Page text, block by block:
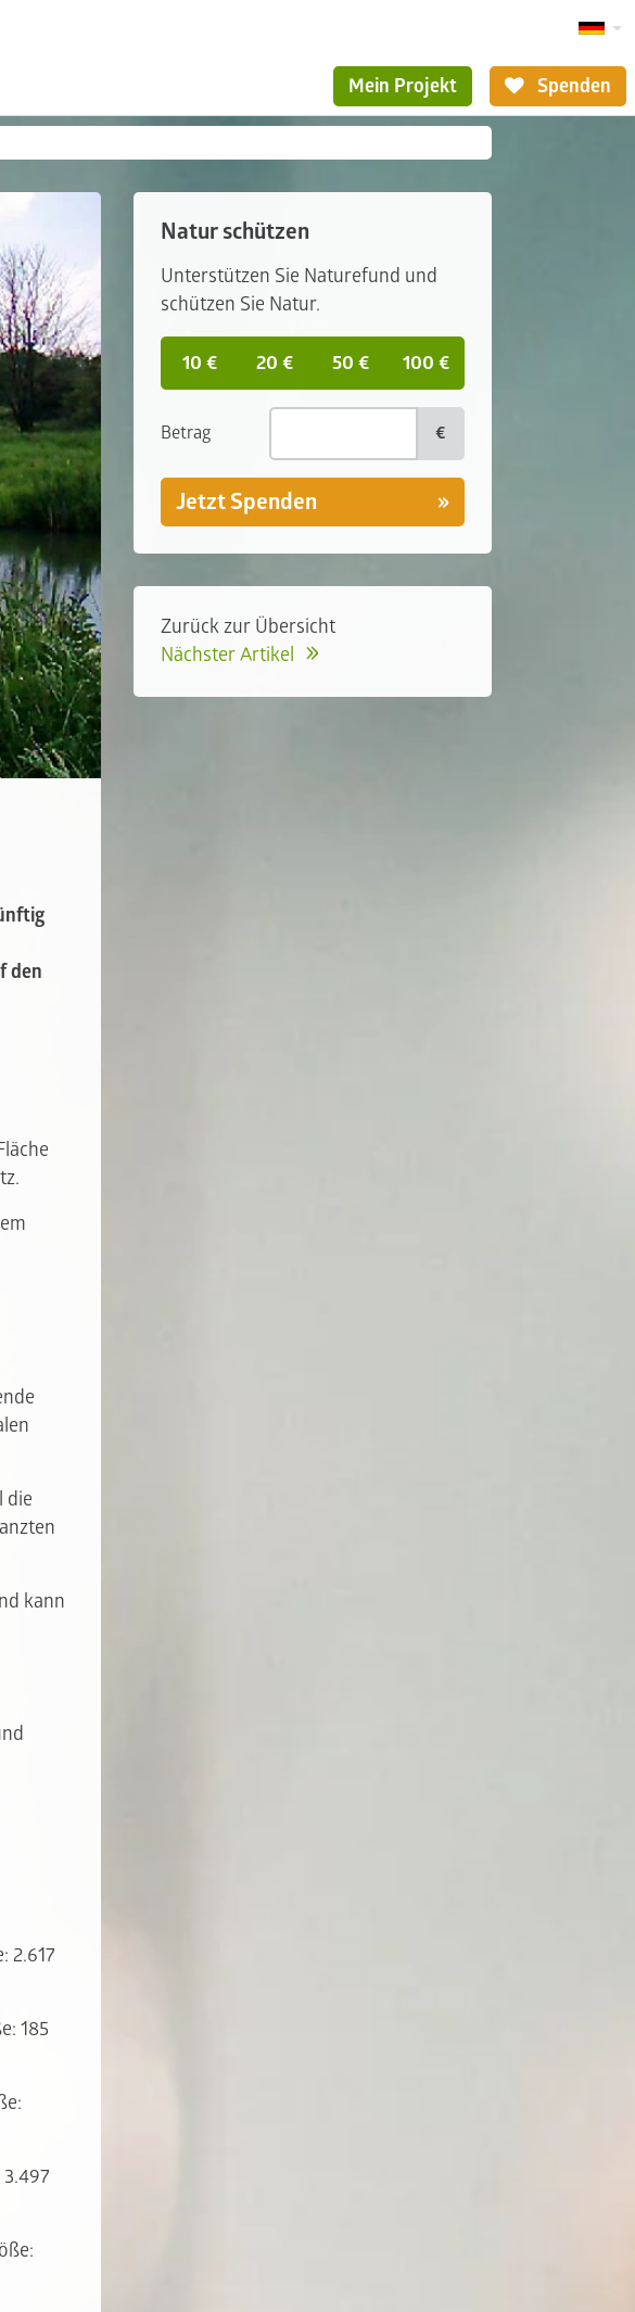
Mein Projekt Spenden
den
die
kann
2.617
185
Natur schützen
Unterstützen Sie Naturefund und
schützen Sie Natur.
10 € 20 € 50 € 100 €
Betrag €
Jetzt Spenden
Zurück zur Übersicht
Nächster Artikel